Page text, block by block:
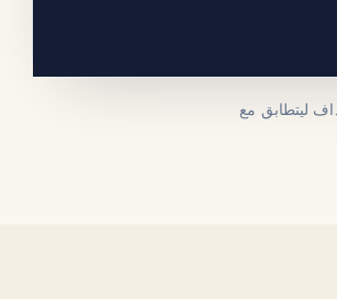
ليتطابق مع